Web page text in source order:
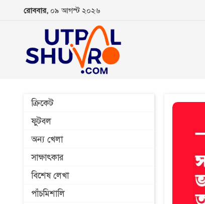
রোববার, ০৯ আগস্ট ২০২৬
ক্রিকেট
ফুটবল
অন্য খেলা
সাক্ষাৎকার
বিশেষ লেখা
পাঁচমিশালি